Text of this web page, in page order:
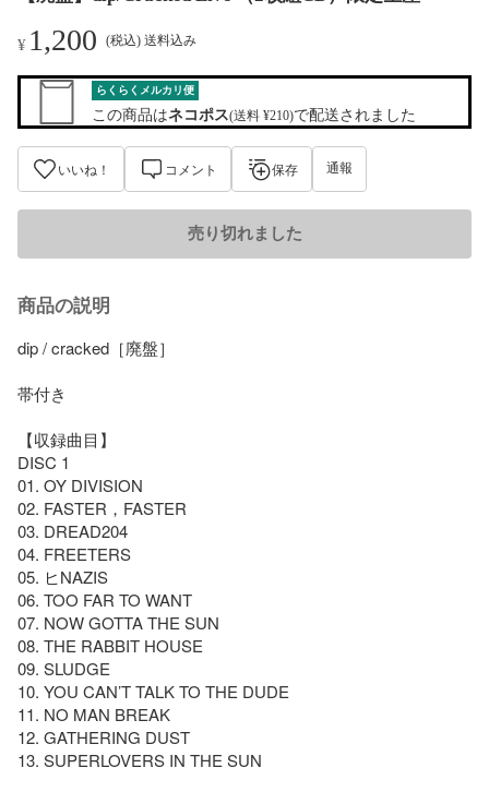
¥ 1,200 (税込) 送料込み
らくらくメルカリ便
この商品はネコポス(送料 ¥210)で配送されました
いいね！ コメント 保存 通報
売り切れました
商品の説明
dip / cracked［廃盤］
帯付き
【収録曲目】
DISC 1
01. OY DIVISION
02. FASTER，FASTER
03. DREAD204
04. FREETERS
05. ヒNAZIS
06. TOO FAR TO WANT
07. NOW GOTTA THE SUN
08. THE RABBIT HOUSE
09. SLUDGE
10. YOU CAN’T TALK TO THE DUDE
11. NO MAN BREAK
12. GATHERING DUST
13. SUPERLOVERS IN THE SUN